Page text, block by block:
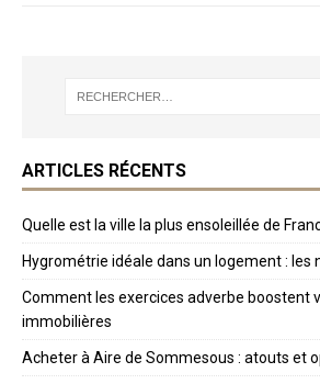
ARTICLES RÉCENTS
Quelle est la ville la plus ensoleillée de
Hygrométrie idéale dans un logement : les
Comment les exercices adverbe boostent
immobilières
Acheter à Aire de Sommesous : atouts et